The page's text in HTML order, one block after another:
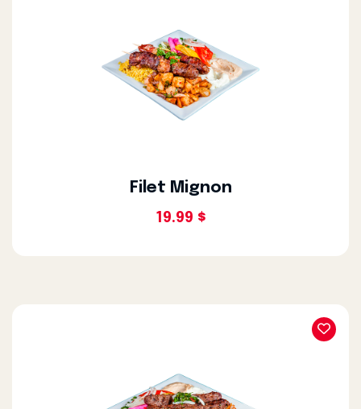
Filet Mignon
19.99 $